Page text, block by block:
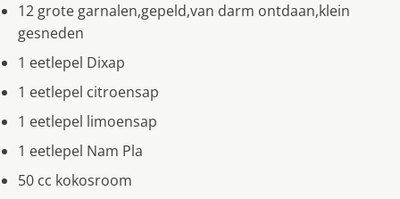
12 grote garnalen,gepeld,van darm ontdaan,klein
gesneden
1 eetlepel Dixap
1 eetlepel citroensap
1 eetlepel limoensap
1 eetlepel Nam Pla
50 cc kokosroom